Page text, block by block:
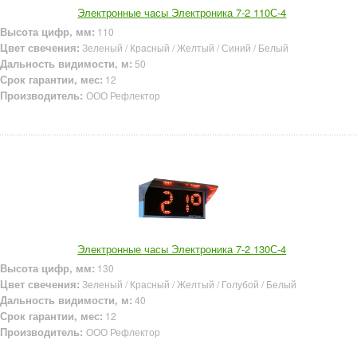
Электронные часы Электроника 7-2 110С-4
Высота цифр, мм: 110
Цвет свечения: Зеленый / Красный / Желтый / Синий / Белый
Дальность видимости, м: 50
Срок гарантии, мес: 12
Производитель: ООО Рефлектор
Электронные часы Электроника 7-2 130С-4
Высота цифр, мм: 130
Цвет свечения: Зеленый / Красный / Желтый / Голубой / Белый
Дальность видимости, м: 40
Срок гарантии, мес: 12
Производитель: ООО Рефлектор